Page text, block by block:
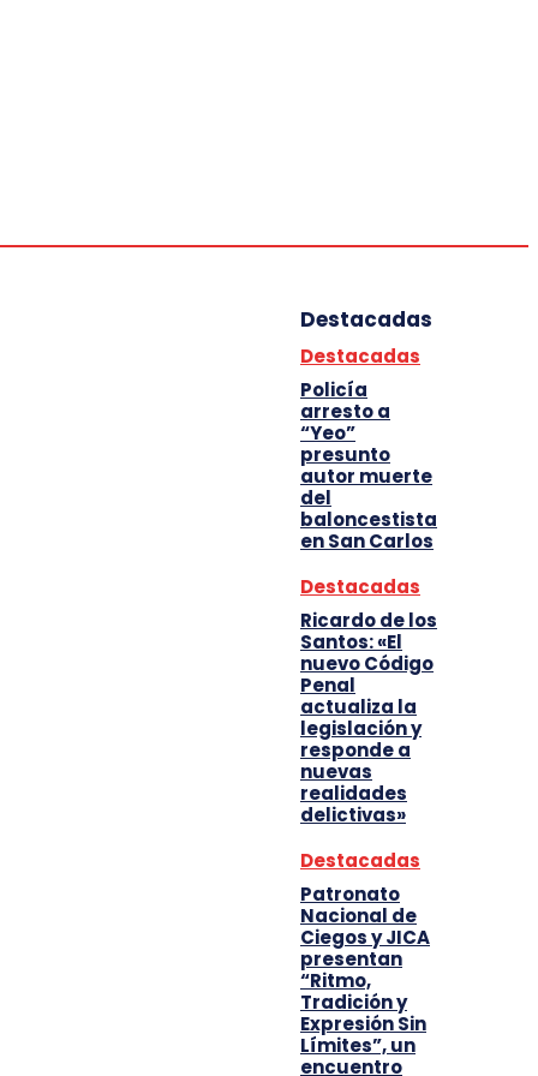
Destacadas
Destacadas
Policía
arresto a
“Yeo”
presunto
autor muerte
del
baloncestista
en San Carlos
Destacadas
Ricardo de los
Santos: «El
nuevo Código
Penal
actualiza la
legislación y
responde a
nuevas
realidades
delictivas»
Destacadas
Patronato
Nacional de
Ciegos y JICA
presentan
“Ritmo,
Tradición y
Expresión Sin
Límites”, un
encuentro